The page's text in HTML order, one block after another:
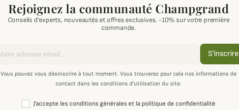
Rejoignez la communauté Champgrand
Conseils d'experts, nouveautés et offres exclusives. -10% sur votre première
commande.
S'inscrire
Vous pouvez vous désinscrire à tout moment. Vous trouverez pour cela nos informations de
contact dans les conditions d'utilisation du site.
J'accepte les conditions générales et la politique de confidentialité